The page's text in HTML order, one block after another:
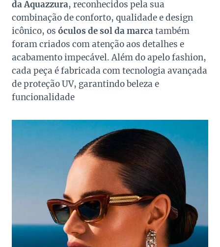
da Aquazzura, reconhecidos pela sua
combinação de conforto, qualidade e design
icônico, os óculos de sol da marcatambém
foram criados com atenção aos detalhes e
acabamento impecável. Além do apelo fashion,
cada peça é fabricada com tecnologia avançada
de proteção UV, garantindo beleza e
funcionalidade